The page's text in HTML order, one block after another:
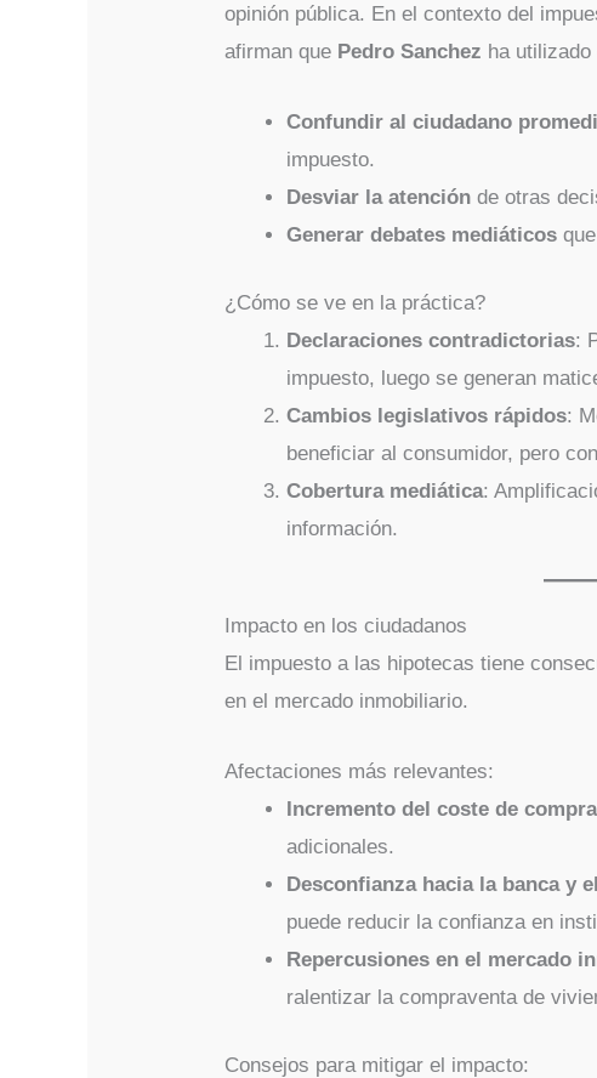
opinión pública. En el contexto del
afirman que Pedro Sanchez ha
Confundir al ciudadano
impuesto.
Desviar la atención de otras
Generar debates mediáticos
¿Cómo se ve en la práctica?
Declaraciones contradictorias:
impuesto, luego se generan
Cambios legislativos rápidos:
beneficiar al consumidor, pero
Cobertura mediática:
información.
Impacto en los ciudadanos
El impuesto a las hipotecas tiene
en el mercado inmobiliario.
Afectaciones más relevantes:
Incremento del coste de compra
adicionales.
Desconfianza hacia la banca y
puede reducir la confianza en
Repercusiones en el mercado
ralentizar la compraventa de
Consejos para mitigar el impacto: